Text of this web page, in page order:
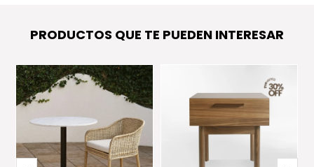
PRODUCTOS QUE TE PUEDEN INTERESAR